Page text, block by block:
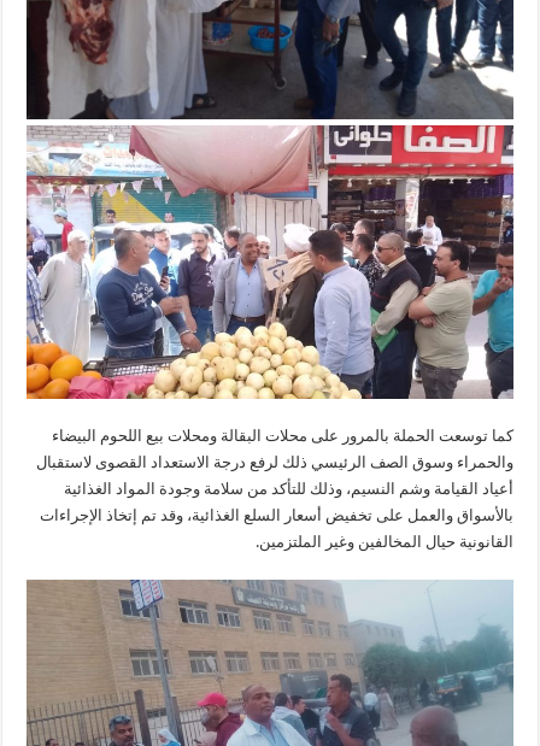
كما توسعت الحملة بالمرور على محلات البقالة ومحلات بيع اللحوم البيضاء
والحمراء وسوق الصف الرئيسي ذلك لرفع درجة الاستعداد القصوى لاستقبال
أعياد القيامة وشم النسيم، وذلك للتأكد من سلامة وجودة المواد الغذائية
بالأسواق والعمل على تخفيض أسعار السلع الغذائية، وقد تم إتخاذ الإجراءات
القانونية حيال المخالفين وغير الملتزمين.